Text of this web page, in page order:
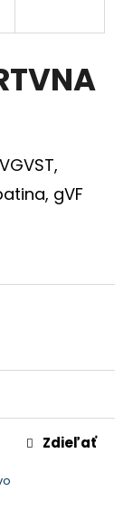
gVF
Zdieľať